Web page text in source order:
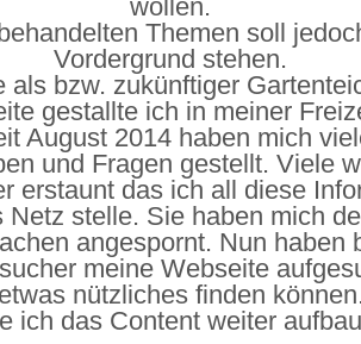
wollen.
Themen soll
Vordergrund stehen.
als bzw. zukünftiger
gestallte ich in meiner
August 2014 haben mich
und Fragen gestellt. Viele
erstaunt das ich all diese
Netz stelle. Sie haben mich
angespornt. Nun haben
meine Webseite
nützliches finden
ich das Content weiter